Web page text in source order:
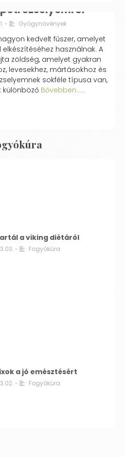
• Gyógynövények
kedvelt fűszer, amelyet
használnak. A
zöldség, amelyet gyakran
levesekhez, mártásokhoz és
sokféle típusa van,
különbözőBővebben...…
a viking diétáról
• Fogyókúra
a jó emésztésért
• Fogyókúra